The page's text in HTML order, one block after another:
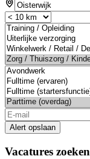
Alert opslaan
Vacatures zoeken